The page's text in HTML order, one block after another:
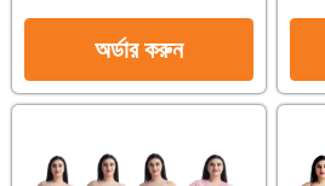
অর্ডার করুন